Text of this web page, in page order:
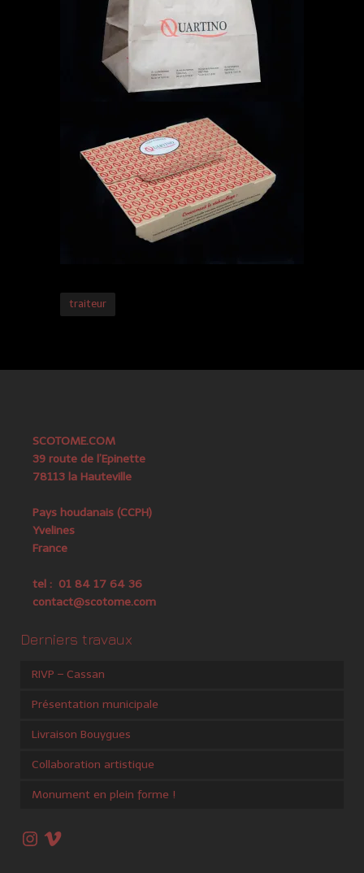
traiteur
SCOTOME.COM
39 route de l’Epinette
78113 la Hauteville
Pays houdanais (CCPH)
Yvelines
France
tel : 01 84 17 64 36
contact@scotome.com
Derniers travaux
RIVP – Cassan
Présentation municipale
Livraison Bouygues
Collaboration artistique
Monument en plein forme !
Instagram
Vimeo